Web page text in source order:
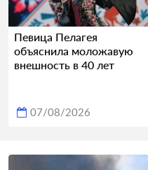
Певица Пелагея
объяснила моложавую
внешность в 40 лет
07/08/2026